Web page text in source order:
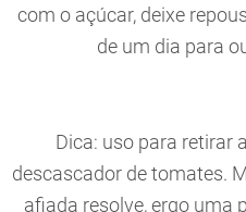
com o açúcar, deixe
de um dia para
Dica: uso para retirar
descascador de tomates.
afiada resolve, ergo uma